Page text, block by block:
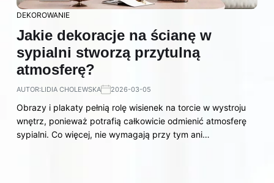
DEKOROWANIE
Jakie dekoracje na ścianę w
sypialni stworzą przytulną
atmosferę?
AUTOR:LIDIA CHOLEWSKA 2026-03-05
Obrazy i plakaty pełnią rolę wisienek na torcie w wystroju
wnętrz, ponieważ potrafią całkowicie odmienić atmosferę
sypialni. Co więcej, nie wymagają przy tym ani…